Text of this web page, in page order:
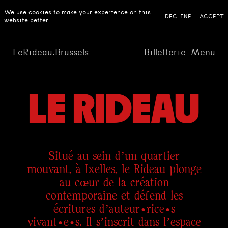
We use cookies to make your experience on this
website better
DECLINE ACCEPT
LeRideau.Brussels Billetterie Menu
LE RIDEAU
Situé au sein d’un quartier
mouvant, à Ixelles, le Rideau plonge
au cœur de la création
contemporaine et défend les
écritures d’auteur·rice·s
vivant·e·s. Il s’inscrit dans l’espace